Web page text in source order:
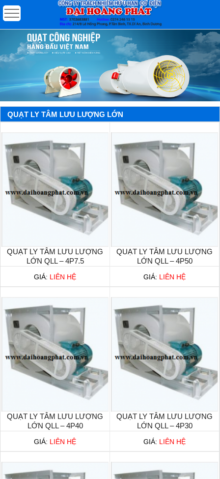
QUẠT LY TÂM LƯU LƯỢNG LỚN
QUẠT LY TÂM LƯU LƯỢNG
LỚN QLL – 4P7.5
GIÁ: LIÊN HỆ
QUẠT LY TÂM LƯU LƯỢNG
LỚN QLL – 4P50
GIÁ: LIÊN HỆ
QUẠT LY TÂM LƯU LƯỢNG
LỚN QLL – 4P40
GIÁ: LIÊN HỆ
QUẠT LY TÂM LƯU LƯỢNG
LỚN QLL – 4P30
GIÁ: LIÊN HỆ